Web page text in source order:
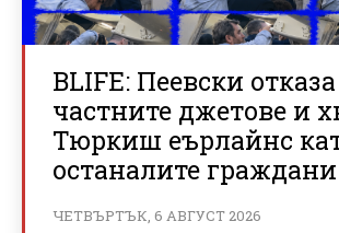
BLIFE: Пеевски отказа
частните джетове и
Тюркиш еърлайнс
останалите граждани
ЧЕТВЪРТЪК, 6 АВГУСТ 2026